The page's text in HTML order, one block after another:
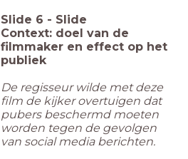
Slide 6 - Slide
Context: doel van de
filmmaker en effect op het
publiek
De regisseur wilde met deze
film de kijker overtuigen dat
pubers beschermd moeten
worden tegen de gevolgen
van social media berichten.